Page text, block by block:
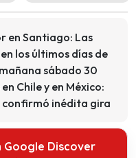
en Santiago: Las
los últimos días de
sábado 30
Chile y en México:
confirmó inédita gira
Google Discover